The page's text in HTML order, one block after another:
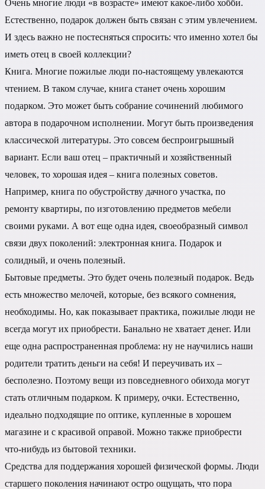
Очень многие люди «в возрасте» имеют какое-либо хобби.
Естественно, подарок должен быть связан с этим увлечением.
И здесь важно не постесняться спросить: что именно хотел бы
иметь отец в своей коллекции?
Книга. Многие пожилые люди по-настоящему увлекаются
чтением. В таком случае, книга станет очень хорошим
подарком. Это может быть собрание сочинений любимого
автора в подарочном исполнении. Могут быть произведения
классической литературы. Это совсем беспроигрышный
вариант. Если ваш отец – практичный и хозяйственный
человек, то хорошая идея – книга полезных советов.
Например, книга по обустройству дачного участка, по
ремонту квартиры, по изготовлению предметов мебели
своими руками. А вот еще одна идея, своеобразный символ
связи двух поколений: электронная книга. Подарок и
солидный, и очень полезный.
Бытовые предметы. Это будет очень полезный подарок. Ведь
есть множество мелочей, которые, без всякого сомнения,
необходимы. Но, как показывает практика, пожилые люди не
всегда могут их приобрести. Банально не хватает денег. Или
еще одна распространенная проблема: ну не научились наши
родители тратить деньги на себя! И переучивать их –
бесполезно. Поэтому вещи из повседневного обихода могут
стать отличным подарком. К примеру, очки. Естественно,
идеально подходящие по оптике, купленные в хорошем
магазине и с красивой оправой. Можно также приобрести
что-нибудь из бытовой техники.
Средства для поддержания хорошей физической формы. Люди
старшего поколения начинают остро ощущать, что пора